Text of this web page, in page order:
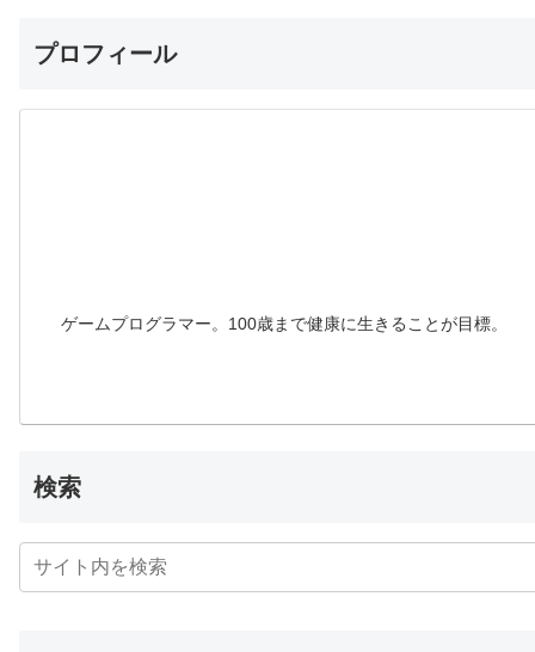
プロフィール
ゲームプログラマー。100歳まで健康に生きることが目標。
検索